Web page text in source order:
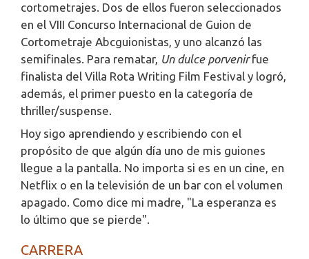
cortometrajes. Dos de ellos fueron seleccionados
en el VIII Concurso Internacional de Guion de
Cortometraje Abcguionistas, y uno alcanzó las
semifinales. Para rematar, Un dulce porvenirfue
finalista del Villa Rota Writing Film Festival y logró,
además, el primer puesto en la categoría de
thriller/suspense.
Hoy sigo aprendiendo y escribiendo con el
propósito de que algún día uno de mis guiones
llegue a la pantalla. No importa si es en un cine, en
Netflix o en la televisión de un bar con el volumen
apagado. Como dice mi madre, "La esperanza es
lo último que se pierde".
CARRERA